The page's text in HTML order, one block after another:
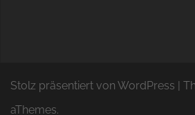
Stolz präsentiert von WordPress |
aThemes.